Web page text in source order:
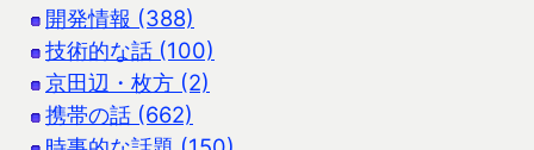
開発情報 (388)
技術的な話 (100)
京田辺・枚方 (2)
携帯の話 (662)